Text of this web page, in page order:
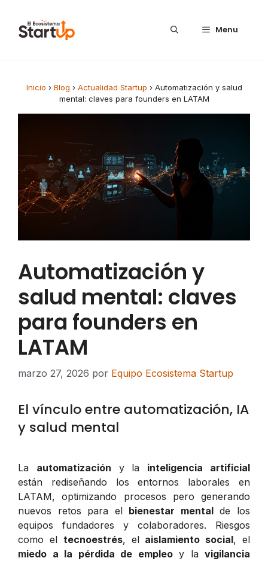
Menu
Inicio › Blog › Actualidad Startup › Automatización y salud
mental: claves para founders en LATAM
Automatización y
salud mental: claves
para founders en
LATAM
marzo 27, 2026 por Equipo Ecosistema Startup
El vínculo entre automatización, IA
y salud mental
La automatización y la inteligencia artificial
están rediseñando los entornos laborales en
LATAM, optimizando procesos pero generando
nuevos retos para el bienestar mentalde los
equipos fundadores y colaboradores. Riesgos
como el tecnoestrés, el aislamiento social, el
miedo a la pérdida de empleoy la vigilancia